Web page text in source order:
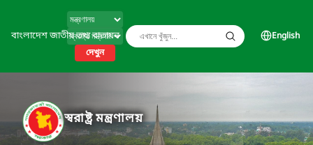
বাংলাদেশ জাতীয় তথ্য বাতায়ন
দেখুন
English
স্বরাষ্ট্র মন্ত্রণালয়